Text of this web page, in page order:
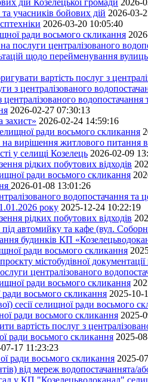
дій Козелецької громади 2026-
учасників бойових дій 2026-03-
2026-03-20 10:05:40
ради восьмого скликання
послуги централізованого
щодо перейменування
вартість послуг з
з централізованого
2026-02-27 07:30:13
2026-02-24 14:59:16
ради восьмого скликання
на вирішення житлового
у селищі Козелець 2026-02-09
рідких побутових відходів
ради восьмого скликання
2026-01-08 13:01:26
водопостачання та
року 2025-12-24 10:22:19
рідких побутових відходів
автомийку та кафе (вул.
будинків КП
ради восьмого скликання
містобудівної
централізованого
ради восьмого скликання
ради восьмого скликання 2025-10-
сесії селищної ради восьмого
ради восьмого скликання 2025-
вартість послуг з
ради восьмого скликання 2025-
17 11:23:23
ради восьмого скликання 2025-
від мереж водопостачаннята/